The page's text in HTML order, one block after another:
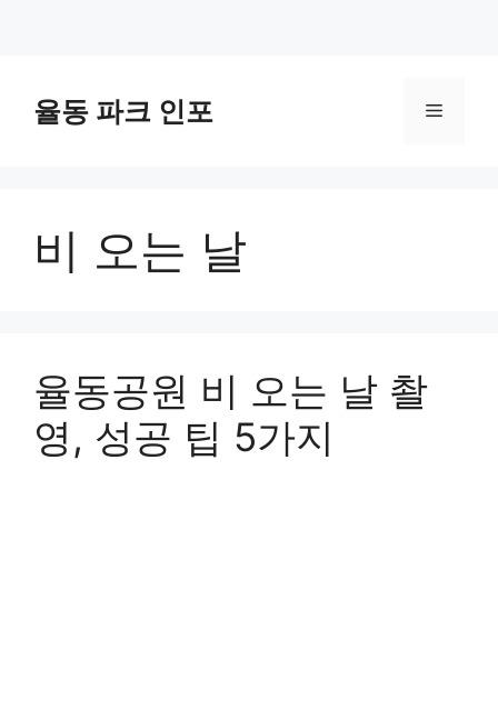
율동 파크 인포 메
비 오는 날
율동공원 비 오는 날 촬
영, 성공 팁 5가지